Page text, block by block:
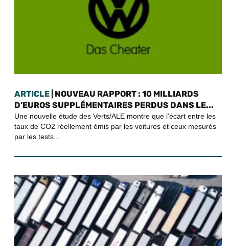
ARTICLE | NOUVEAU RAPPORT : 10 MILLIARDS
D’EUROS SUPPLÉMENTAIRES PERDUS DANS LE...
Une nouvelle étude des Verts/ALE montre que l’écart entre les
taux de CO2 réellement émis par les voitures et ceux mesurés
par les tests...